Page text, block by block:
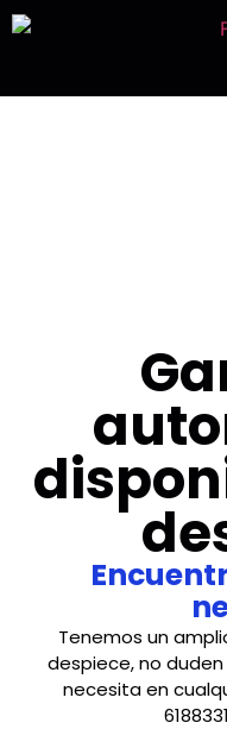
Tenemos un
despiece, no
necesita en